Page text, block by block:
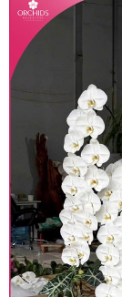
Lưu ý
• Về cây
hoàn chỉnh
và tạo dáng
khác nhau